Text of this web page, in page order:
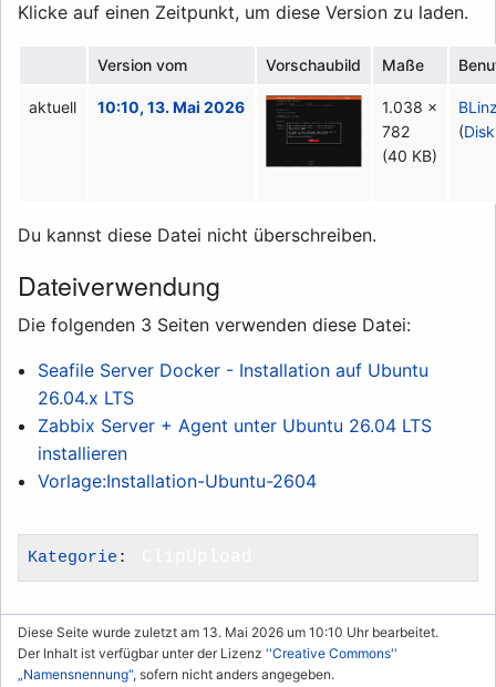
Klicke auf einen Zeitpunkt, um diese Version zu laden.
Version vom Vorschaubild Maße
aktuell 10:10, 13. Mai 2026
1.038 ×
782
(40 KB)
(
Du kannst diese Datei nicht überschreiben.
Dateiverwendung
Die folgenden 3 Seiten verwenden diese Datei:
Seafile Server Docker - Installation auf Ubuntu
26.04.x LTS
Zabbix Server + Agent unter Ubuntu 26.04 LTS
installieren
Vorlage:Installation-Ubuntu-2604
Kategorie :
Diese Seite wurde zuletzt am 13. Mai 2026 um 10:10 Uhr bearbeitet.
Der Inhalt ist verfügbar unter der Lizenz ''Creative Commons''
„Namensnennung“, sofern nicht anders angegeben.